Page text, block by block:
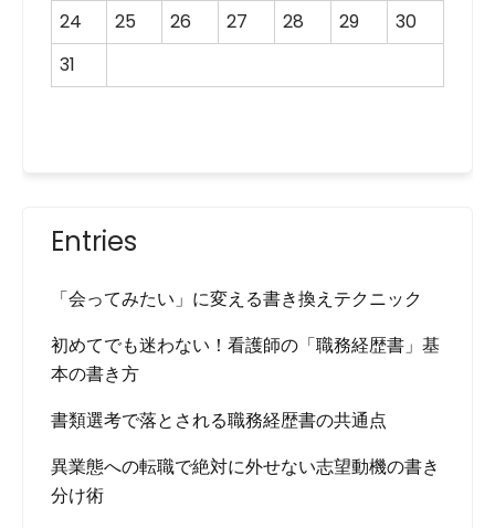
24
25 26 27 28 29
30
31
Entries
「会ってみたい」に変える書き換えテクニック
初めてでも迷わない！看護師の「職務経歴書」基
本の書き方
書類選考で落とされる職務経歴書の共通点
異業態への転職で絶対に外せない志望動機の書き
分け術